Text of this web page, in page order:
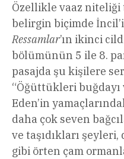
Özellikle vaaz
belirgin biçimde
Ressamlar’ın ikinci
bölümünün 5 ile 8.
pasajda şu kişilere
“Öğüttükleri buğdayı
Eden’in
daha çok seven
ve taşıdıkları şeyleri,
gibi örten çam